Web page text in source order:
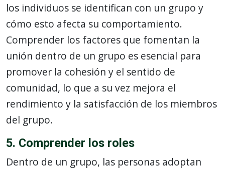
los individuos se identifican con un grupo y
cómo esto afecta su comportamiento.
Comprender los factores que fomentan la
unión dentro de un grupo es esencial para
promover la cohesión y el sentido de
comunidad, lo que a su vez mejora el
rendimiento y la satisfacción de los miembros
del grupo.
5. Comprender los roles
Dentro de un grupo, las personas adoptan